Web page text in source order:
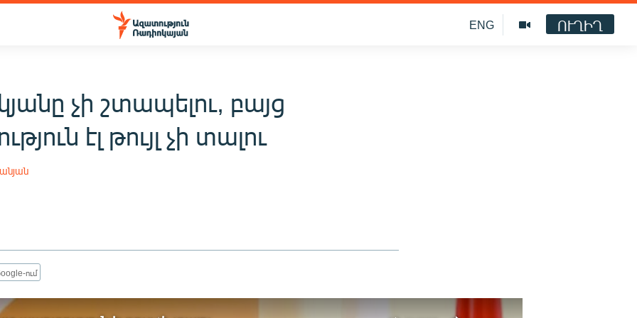
ENG ՈՒՂԻՂ
չի շտապելու, բայց
էլ թույլ չի տալու
ում